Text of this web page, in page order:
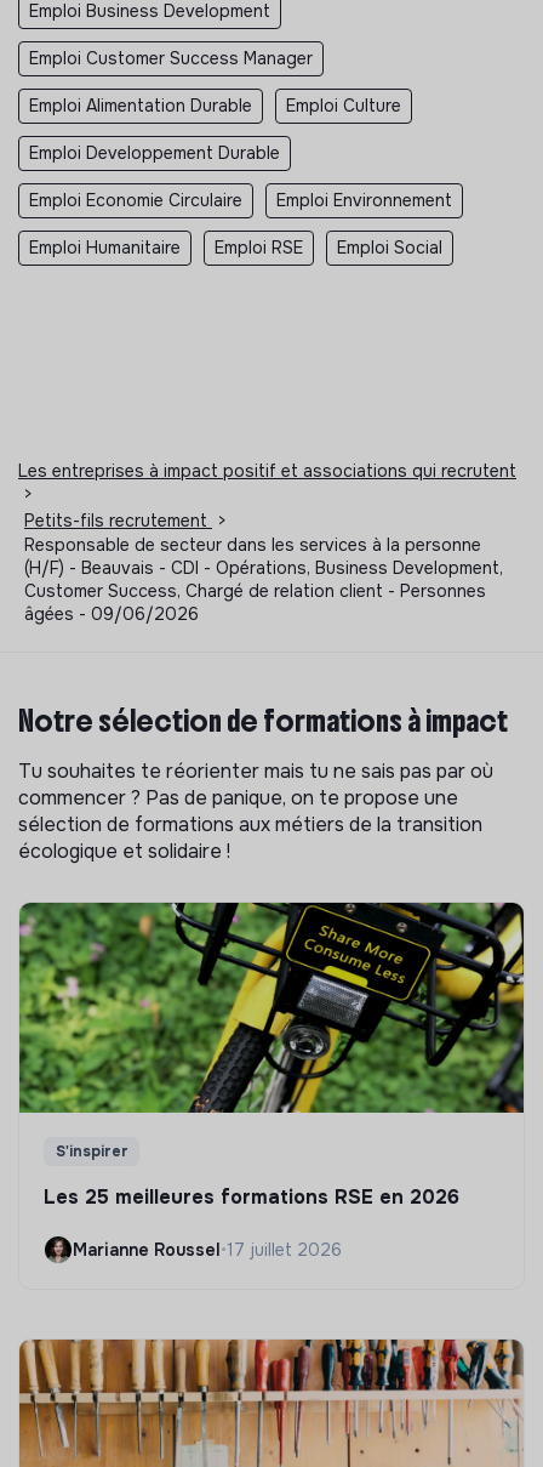
Emploi Business Development
Emploi Customer Success Manager
Emploi Alimentation Durable Emploi Culture
Emploi Developpement Durable
Emploi Economie Circulaire Emploi Environnement
Emploi Humanitaire Emploi RSE Emploi Social
Les entreprises à impact positif et associations qui recrutent
>
Petits-fils recrutement
>
Responsable de secteur dans les services à la personne
(H/F) - Beauvais - CDI - Opérations, Business Development,
Customer Success, Chargé de relation client - Personnes
âgées - 09/06/2026
Notre sélection de formations à impact
Tu souhaites te réorienter mais tu ne sais pas par où
commencer ? Pas de panique, on te propose une
sélection de formations aux métiers de la transition
écologique et solidaire !
S'inspirer
Les 25 meilleures formations RSE en 2026
Marianne Roussel•17 juillet 2026